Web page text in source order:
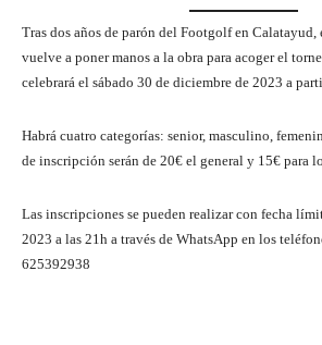
Tras dos años de parón del Footgolf en
vuelve a poner manos a la obra para acoger el
celebrará el sábado 30 de diciembre de 2023 a
Habrá cuatro categorías: senior, masculino,
de inscripción serán de 20€ el general y 15€ para
Las inscripciones se pueden realizar con fecha
2023 a las 21h a través de WhatsApp en los
625392938